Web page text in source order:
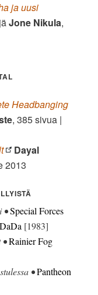
ja uusi
Jone Nikula,
Headbanging
, 385 sivua |
Dayal
2013
•Special Forces
DaDa [1983]
•Rainier Fog
•Pantheon